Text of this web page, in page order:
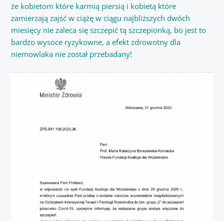
że kobietom które karmią piersią i kobietą które
zamierzają zajść w ciążę w ciągu najbliższych dwóch
miesięcy nie zaleca się szczepić tą szczepionką, bo jest to
bardzo wysoce ryzykowne, a efekt zdrowotny dla
niemowlaka nie został przebadany!